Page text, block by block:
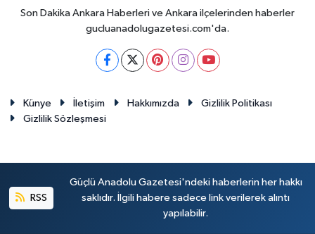
Son Dakika Ankara Haberleri ve Ankara ilçelerinden haberler
gucluanadolugazetesi.com'da.
Künye İletişim Hakkımızda
Gizlilik Politikası
Gizlilik Sözleşmesi
RSS
Güçlü Anadolu Gazetesi'ndeki haberlerin her hakkı
saklıdır. İlgili habere sadece link verilerek alıntı
yapılabilir.